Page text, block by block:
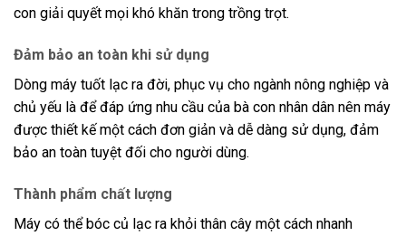
con giải quyết mọi khó khăn trong trồng trọt.
Đảm bảo an toàn khi sử dụng
Dòng máy tuốt lạc ra đời, phục vụ cho ngành nông nghiệp và
chủ yếu là để đáp ứng nhu cầu của bà con nhân dân nên máy
được thiết kế một cách đơn giản và dễ dàng sử dụng, đảm
bảo an toàn tuyệt đối cho người dùng.
Thành phẩm chất lượng
Máy có thể bóc củ lạc ra khỏi thân cây một cách nhanh